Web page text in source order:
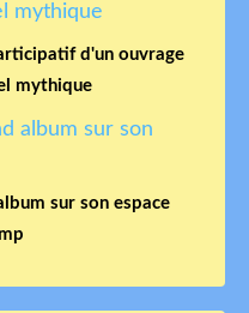
d'un ouvrage
mythique
sur son espace